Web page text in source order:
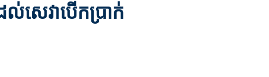
សេវាបើកប្រាក់